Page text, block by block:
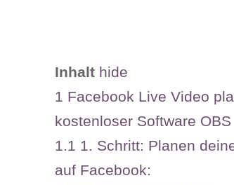
Inhalt hide
1 Facebook Live Video
kostenloser Software OBS
1.1 1. Schritt: Planen
auf Facebook: